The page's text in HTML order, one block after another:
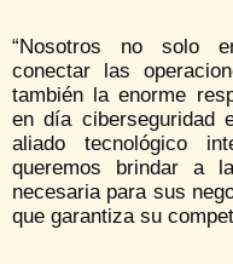
“Nosotros no solo
conectar las
también la enorme
en día ciberseguridad
aliado tecnológico
queremos brindar a
necesaria para sus
que garantiza su